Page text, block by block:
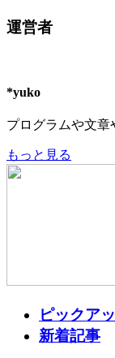
運営者
*yuko
プログラムや文章
もっと見る
ピックア
新着記事